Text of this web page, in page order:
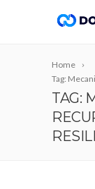
Home
Tag:
TAG: